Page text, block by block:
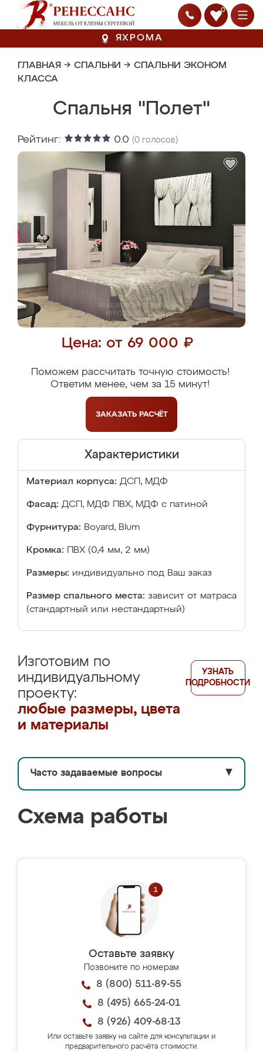
0
ЯХРОМА
ГЛАВНАЯ → СПАЛЬНИ → СПАЛЬНИ ЭКОНОМ
КЛАССА
Спальня "Полет"
Рейтинг: 0.0 (0 голосов)
Цена: от 69 000 ₽
Поможем рассчитать точную стоимость!
Ответим менее, чем за 15 минут!
ЗАКАЗАТЬ РАСЧЁТ
Характеристики
Материал корпуса: ДСП, МДФ
Фасад: ДСП, МДФ ПВХ, МДФ с патиной
Фурнитура: Boyard, Blum
Кромка: ПВХ (0,4 мм, 2 мм)
Размеры: индивидуально под Ваш заказ
Размер спального места: зависит от матраса
(стандартный или нестандартный)
Изготовим по
индивидуальному
проекту:
любые размеры, цвета
и материалы
УЗНАТЬ
ПОДРОБНОСТИ
Часто задаваемые вопросы ▼
Схема работы
Оставьте заявку
Позвоните по номерам
8 (800) 511-89-55
8 (495) 665-24-01
8 (926) 409-68-13
Или оставьте заявку на сайте для консультации и
предварительного расчёта стоимости.